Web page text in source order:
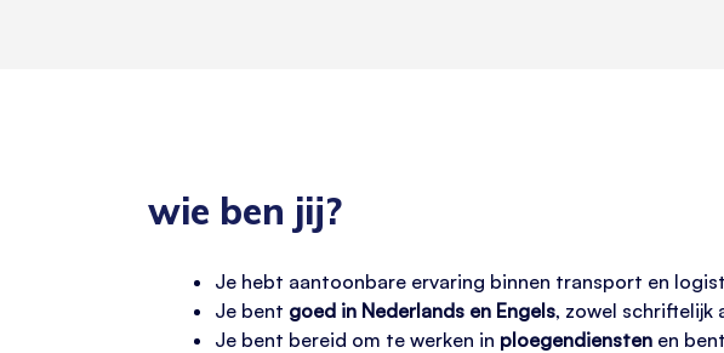
wie ben jij?
Je hebt aantoonbare ervaring binnen transport en
Je bent goed in Nederlands en Engels, zowel schriftelijk
Je bent bereid om te werken in ploegendiensten en